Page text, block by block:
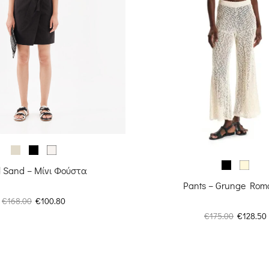
Sand – Μίνι Φούστα
€168.00 Original
€100.80Η
Pants – Grunge
€175.00 Original
€128.50Η